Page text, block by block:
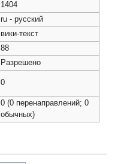
1404
ru - русский
вики-текст
88
Разрешено
0
0 (0 перенаправлений; 0
обычных)